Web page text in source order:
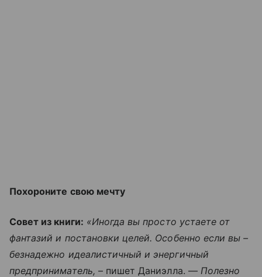
Похороните свою мечту
Совет из книги: «Иногда вы просто устаете от
фантазий и постановки целей. Особенно если вы –
безнадежно идеалистичный и энергичный
предприниматель, – пишет Даниэлла. — Полезно